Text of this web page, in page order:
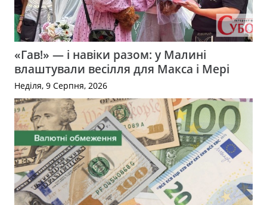
«Гав!» — і навіки разом: у Малині
влаштували весілля для Макса і Мері
Неділя, 9 Серпня, 2026